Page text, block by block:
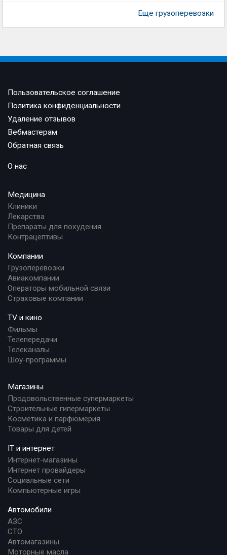
Еще грузоперевозки
Пользовательское соглашение
Политика конфиденциальности
Удаление отзывов
Вебмастерам
Обратная связь
О нас
Медицина
Клиники
Лекарства
Препараты для похудения
Контрацептивы
Компании
Грузоперевозки
Авиакомпании
Операторы мобильной связи
Страховые компании
TV и кино
Фильмы
Телепередачи
Телеканалы
Шоу-программы
Магазины
Продовольственные супермаркеты
Строительные гипермаркеты
Косметика и парфюмерия
Товары для детей
IT и интернет
Интернет-магазины
Интернет провайдеры
Социальные сети
Компьютерные игры
Автомобили
АЗС
СТО
Автомагазины
Моторные масла